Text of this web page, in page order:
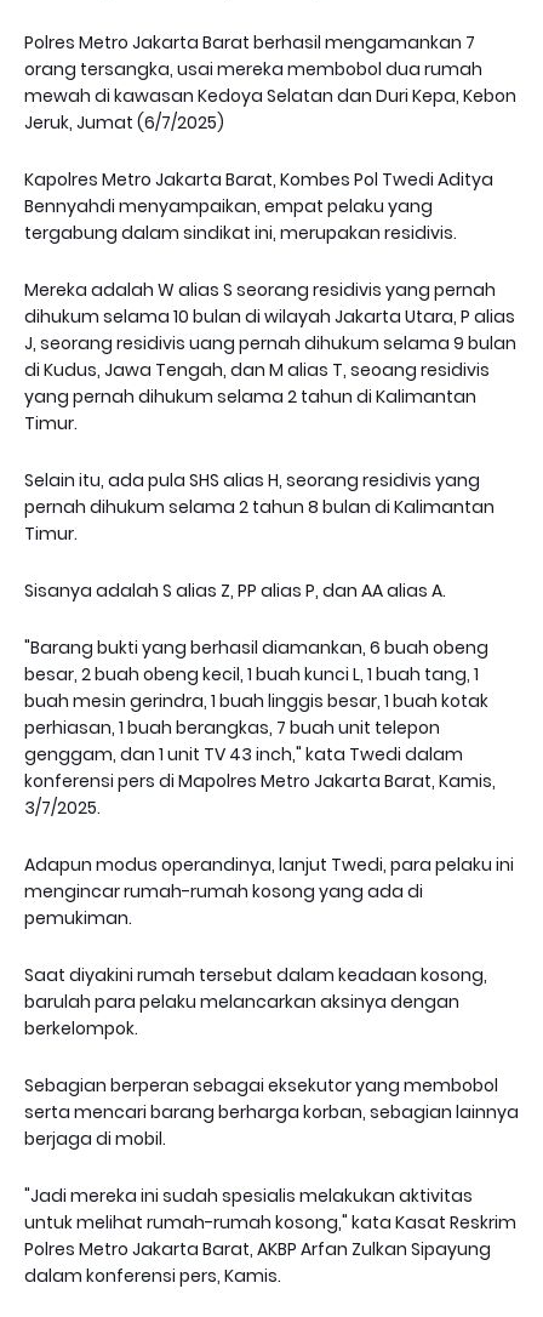
Polres Metro Jakarta Barat berhasil mengamankan 7
orang tersangka, usai mereka membobol dua rumah
mewah di kawasan Kedoya Selatan dan Duri Kepa, Kebon
Jeruk, Jumat (6/7/2025)
Kapolres Metro Jakarta Barat, Kombes Pol Twedi Aditya
Bennyahdi menyampaikan, empat pelaku yang
tergabung dalam sindikat ini, merupakan residivis.
Mereka adalah W alias S seorang residivis yang pernah
dihukum selama 10 bulan di wilayah Jakarta Utara, P alias
J, seorang residivis uang pernah dihukum selama 9 bulan
di Kudus, Jawa Tengah, dan M alias T, seoang residivis
yang pernah dihukum selama 2 tahun di Kalimantan
Timur.
Selain itu, ada pula SHS alias H, seorang residivis yang
pernah dihukum selama 2 tahun 8 bulan di Kalimantan
Timur.
Sisanya adalah S alias Z, PP alias P, dan AA alias A.
"Barang bukti yang berhasil diamankan, 6 buah obeng
besar, 2 buah obeng kecil, 1 buah kunci L, 1 buah tang, 1
buah mesin gerindra, 1 buah linggis besar, 1 buah kotak
perhiasan, 1 buah berangkas, 7 buah unit telepon
genggam, dan 1 unit TV 43 inch," kata Twedi dalam
konferensi pers di Mapolres Metro Jakarta Barat, Kamis,
3/7/2025.
Adapun modus operandinya, lanjut Twedi, para pelaku ini
mengincar rumah-rumah kosong yang ada di
pemukiman.
Saat diyakini rumah tersebut dalam keadaan kosong,
barulah para pelaku melancarkan aksinya dengan
berkelompok.
Sebagian berperan sebagai eksekutor yang membobol
serta mencari barang berharga korban, sebagian lainnya
berjaga di mobil.
"Jadi mereka ini sudah spesialis melakukan aktivitas
untuk melihat rumah-rumah kosong," kata Kasat Reskrim
Polres Metro Jakarta Barat, AKBP Arfan Zulkan Sipayung
dalam konferensi pers, Kamis.